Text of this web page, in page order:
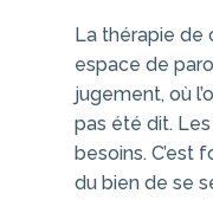
La thérapie de
espace de
jugement, où
pas été dit.
besoins. C’est
du bien de se